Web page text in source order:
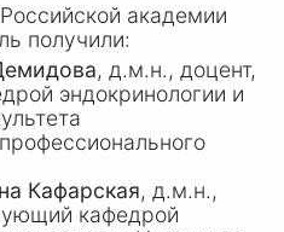
академии
получили:
, д.м.н., доцент,
эндокринологии и
Кафарская, д.м.н.,
кафедрой